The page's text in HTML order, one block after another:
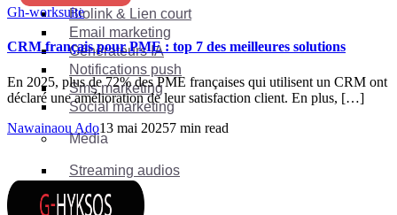
Biolink & Lien court
Email marketing
Générateurs IA
Notifications push
Sms marketing
Social marketing
Média
Streaming audios
Suite
Gh-worksuite
CRM français pour PME : top 7 des meilleures solutions
En 2025, plus de 72% des PME françaises qui utilisent un CRM ont
déclaré une amélioration de leur satisfaction client. En plus, […]
Nawainaou Ado13 mai 20257 min read